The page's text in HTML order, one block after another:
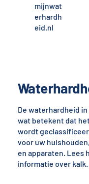
mijnwat
erhardh
eid.nl
De waterhardheid in
wat betekent dat
wordt
voor uw
en apparaten. Lees
informatie over kalk.